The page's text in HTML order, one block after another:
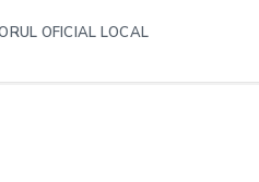
OFICIAL LOCAL